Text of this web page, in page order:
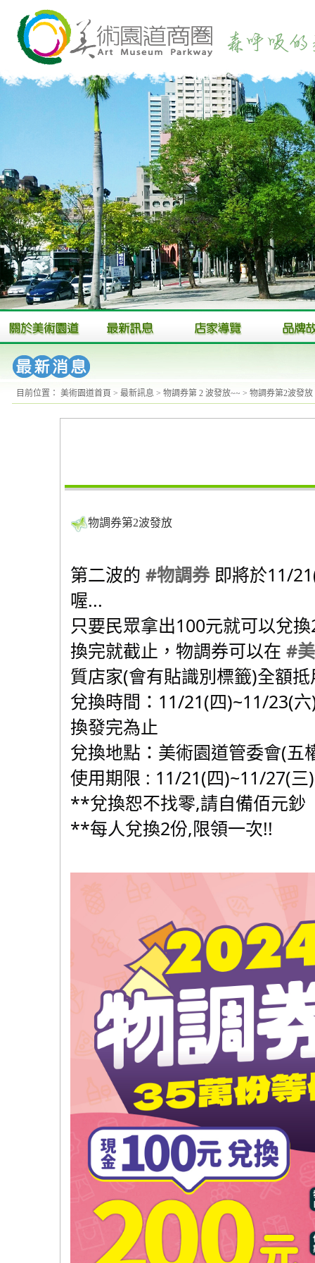
目前位置： 美術園道首頁 > 最新訊息 > 物調券第 2 波發放~~ > 物調券第2波發放
物調券第2波發放
第二波的 #物調券即將於11/
喔...
只要民眾拿出100元就可以兌
換完就截止，物調券可以在 #
質店家(會有貼識別標籤)全額
兌換時間：11/21(四)~11/23(
換發完為止
兌換地點：美術園道管委會(五
使用期限 : 11/21(四)~11/27(三)
**兌換恕不找零,請自備佰元鈔
**每人兌換2份,限領一次!!